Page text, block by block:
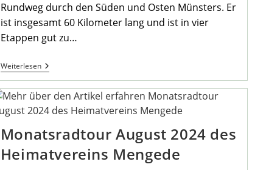
Rundweg durch den Süden und Osten Münsters. Er
ist insgesamt 60 Kilometer lang und ist in vier
Etappen gut zu…
WeiterlesenEinladung
Zur
September-
Wanderung
2024
Monatsradtour August 2024 des
Heimatvereins Mengede